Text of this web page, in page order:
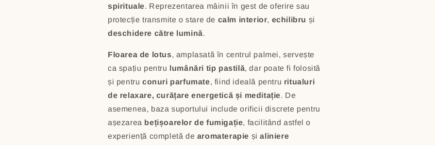
spirituale. Reprezentarea mâinii în gest de oferire sau
protecție transmite o stare de calm interior, echilibru și
deschidere către lumină.
Floarea de lotus, amplasată în centrul palmei, servește
ca spațiu pentru lumânări tip pastilă, dar poate fi folosită
și pentru conuri parfumate, fiind ideală pentru ritualuri
de relaxare, curățare energetică și meditație. De
asemenea, baza suportului include orificii discrete pentru
așezarea bețișoarelor de fumigație, facilitând astfel o
experiență completă de aromaterapie șialiniere